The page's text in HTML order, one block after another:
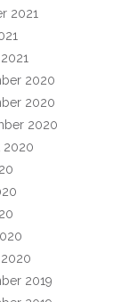
2021
2020
2020
2020
2020
2019